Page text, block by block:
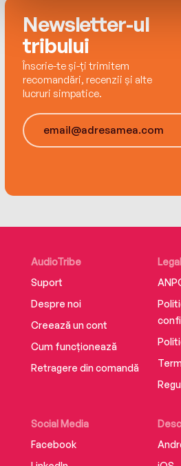
guests show up just before
plans begin to go awry. And
dead body threatens to
once again…
Can Anna get merry and
Or will this be another
nightmare?
guessing this Christmas,
AUTHORS LOVE JO
‘An outrageously funny,
MIKE GAYLE
Newsletter-ul
tribului
Înscrie-te și-ți trimitem
recomandări, recenzii și alte
lucruri simpatice.
AudioTribe
Suport
Despre noi
Creează un cont
Cum funcționează
Retragere din comandă
Social Media
Facebook
Legal